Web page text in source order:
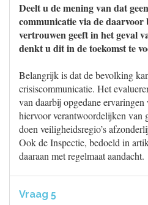
Deelt u de mening van dat
communicatie via de daarvoor
vertrouwen geeft in het geval
denkt u dit in de toekomst te
Belangrijk is dat de bevolking
crisiscommunicatie. Het
van daarbij opgedane
hiervoor verantwoordelijken van
doen veiligheidsregio’s
Ook de Inspectie, bedoeld in
daaraan met regelmaat aandacht.
Vraag 5